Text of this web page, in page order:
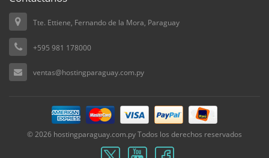
Tte. Ettiene, Fernando de la Mora, Paraguay
+595 981 178000
ventas@hostingparaguay.com.py
© 2026 hostingparaguay.com.py Todos los derechos reservados